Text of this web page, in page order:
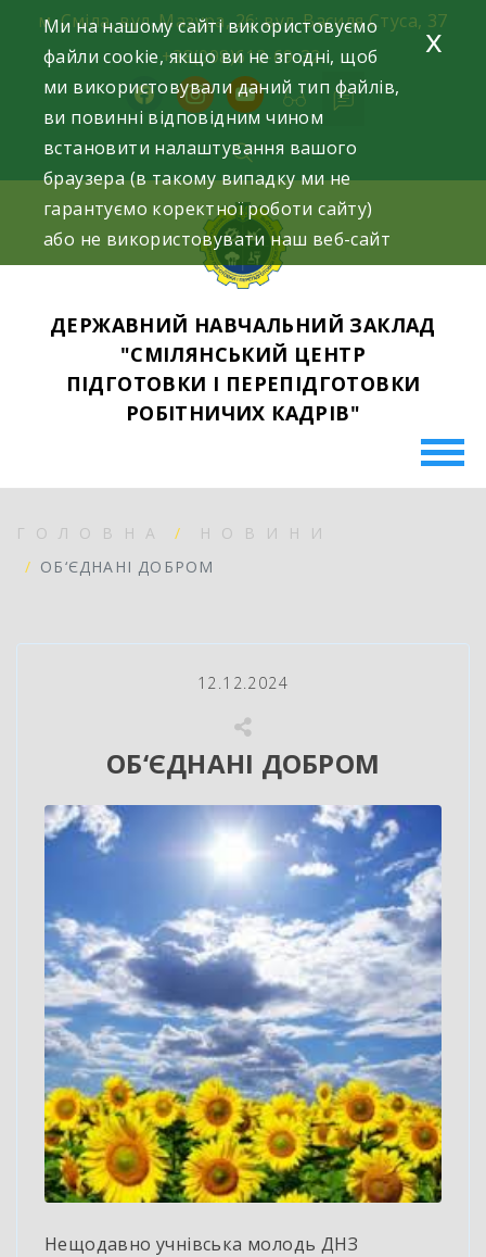
content
м. Сміла, вул. Мазура, 26; вул. Василя Стуса, 37
+38(098)612-69-32.
facebookinstagram
youtube
ДЕРЖАВНИЙ НАВЧАЛЬНИЙ ЗАКЛАД
"СМІЛЯНСЬКИЙ ЦЕНТР
ПІДГОТОВКИ І ПЕРЕПІДГОТОВКИ
РОБІТНИЧИХ КАДРІВ"
ГОЛОВНА
НОВИНИ
ОБ‘ЄДНАНІ ДОБРОМ
12.12.2024
ОБ‘ЄДНАНІ ДОБРОМ
Нещодавно учнівська молодь ДНЗ
Ми на нашому сайті використовуємо
файли cookie, якщо ви не згодні, щоб
ми використовували даний тип файлів,
ви повинні відповідним чином
встановити налаштування вашого
браузера (в такому випадку ми не
гарантуємо коректної роботи сайту)
або не використовувати наш веб-сайт
x